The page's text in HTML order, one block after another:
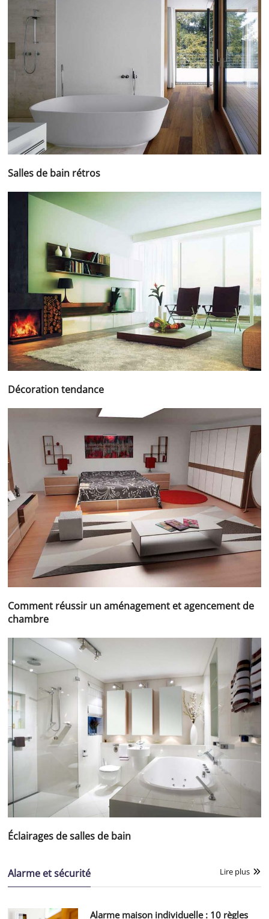
Salles de bain rétros
Décoration tendance
Comment réussir un aménagement et agencement de
chambre
Éclairages de salles de bain
Alarme et sécurité Lire plus
Alarme maison individuelle : 10 règles